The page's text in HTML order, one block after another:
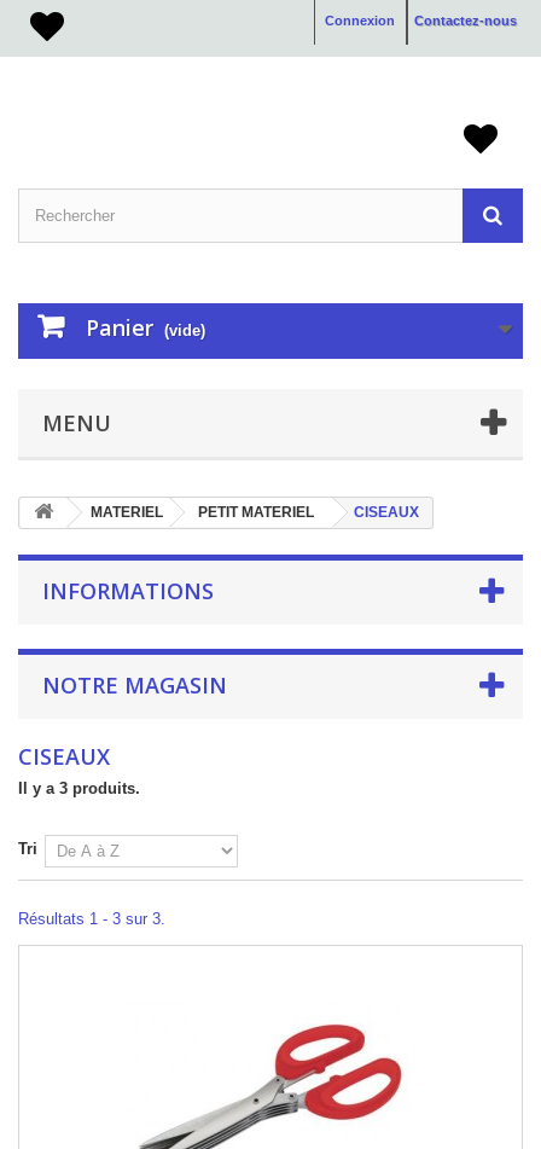
Contactez-nous
Connexion
Panier (vide)
MENU
MATERIEL PETIT MATERIEL CISEAUX
INFORMATIONS
NOTRE MAGASIN
CISEAUX
Il y a 3 produits.
Tri
Résultats 1 - 3 sur 3.